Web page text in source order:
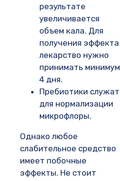
результате
увеличивается
объем кала. Для
получения эффекта
лекарство нужно
принимать минимум
4 дня.
Пребиотики служат
для нормализации
микрофлоры.
Однако любое
слабительное средство
имеет побочные
эффекты. Не стоит